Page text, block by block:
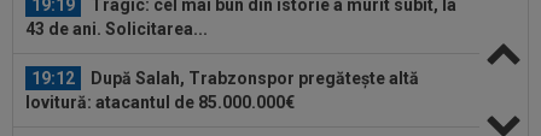
19:19
Tragic: cel mai bun din istorie a murit subit, la
43 de ani. Solicitarea...
19:12
După Salah, Trabzonspor pregătește altă
lovitură: atacantul de 85.000.000€